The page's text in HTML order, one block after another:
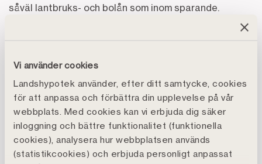
Vi använder cookies
Landshypotek använder, efter ditt samtycke, cookies
för att anpassa och förbättra din upplevelse på vår
webbplats. Med cookies kan vi erbjuda dig säker
inloggning och bättre funktionalitet (funktionella
cookies), analysera hur webbplatsen används
(statistikcookies) och erbjuda personligt anpassat
såväl lantbruks- och bolån som inom sparande.
på Landshypotek Bank.
– Banken befinner sig i ett mycket spännande skede,
med tydliga tillväxtambitioner och ett starkt fokus på
erbjudandeutveckling utifrån en unik position.
Tillsammans med alla medarbetare vill jag fortsätta
stärka varumärket, accelerera den datadrivna
tillväxtresan och vidareutveckla kundupplevelsen,
säger Jeanette Eliasson.